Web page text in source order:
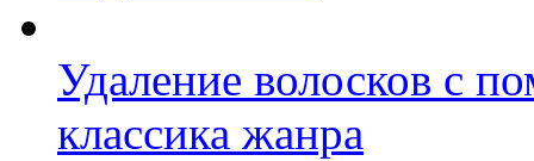
Удаление волосков с
классика жанра